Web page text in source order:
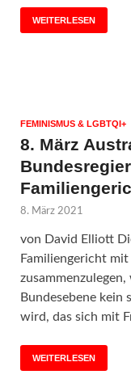
WEITERLESEN
FEMINISMUS & LGBTQI+
8. März
8. März 2021
von David Elliott
Familiengericht
Bundesebene kein
wird, das sich mit
WEITERLESEN